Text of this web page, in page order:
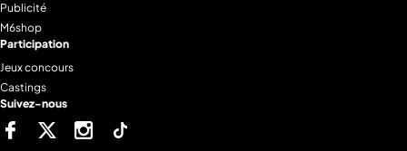
Publicité
M6shop
Participation
Jeux concours
Castings
Suivez-nous
FacebookTwitter Instagram